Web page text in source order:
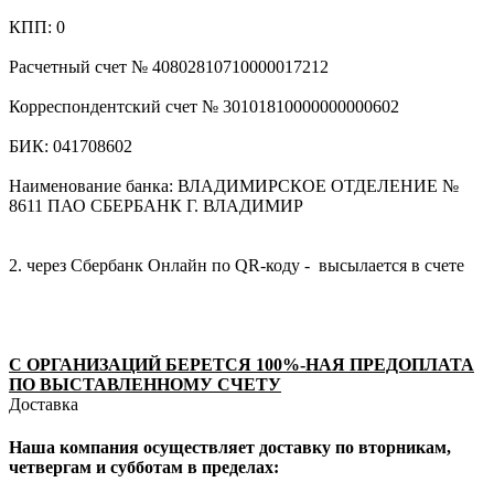
КПП: 0
Расчетный счет № 40802810710000017212
Корреспондентский счет № 30101810000000000602
БИК: 041708602
Наименование банка: ВЛАДИМИРСКОЕ ОТДЕЛЕНИЕ №
8611 ПАО СБЕРБАНК Г. ВЛАДИМИР
2. через Сбербанк Онлайн по QR-коду - высылается в счете
С ОРГАНИЗАЦИЙ БЕРЕТСЯ 100%-НАЯ ПРЕДОПЛАТА
ПО ВЫСТАВЛЕННОМУ СЧЕТУ
Доставка
Наша компания осуществляет доставку по вторникам,
четвергам и субботам в пределах: